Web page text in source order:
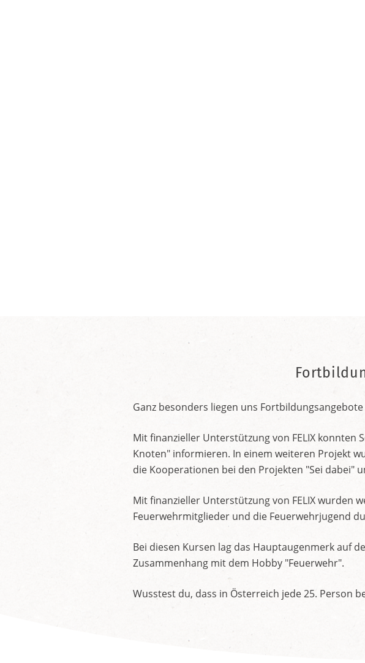
Ganz besonders liegen uns
Mit finanzieller Unterstützung von FELIX konnten
Knoten" informieren. In einem weiteren Projekt
die Kooperationen bei den Projekten "Sei dabei"
Mit finanzieller Unterstützung von FELIX wurden
Feuerwehrmitglieder und die Feuerwehrjugend
Bei diesen Kursen lag das Hauptaugenmerk auf
Zusammenhang mit dem Hobby "Feuerwehr".
Wusstest du, dass in Österreich jede 25. Person